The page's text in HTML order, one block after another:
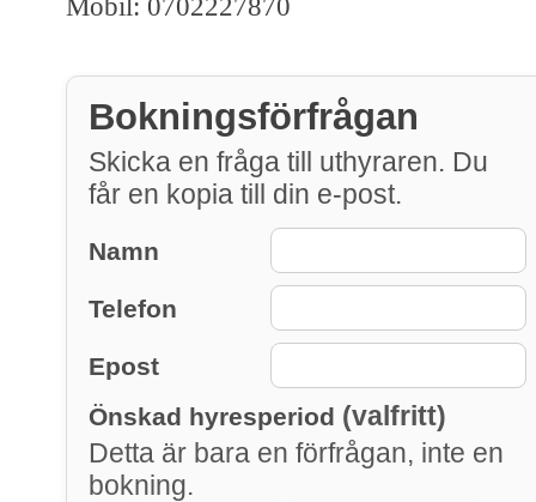
Mobil: 0702227870
Bokningsförfrågan
Skicka en fråga till uthyraren. Du
får en kopia till din e-post.
Namn
Telefon
Epost
Önskad hyresperiod (valfritt)
Detta är bara en förfrågan, inte en
bokning.